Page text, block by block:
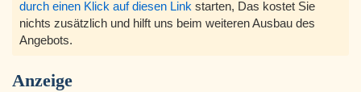
durch einen Klick auf diesen Link starten, Das kostet Sie
nichts zusätzlich und hilft uns beim weiteren Ausbau des
Angebots.
Anzeige